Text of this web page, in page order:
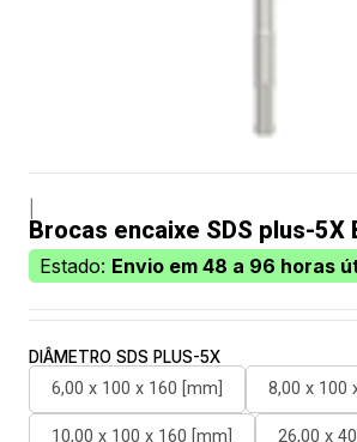
Brocas encaixe SDS plus-5X
Estado: Envio em 48 a 96 horas
DIÂMETRO SDS PLUS-5X
6,00 x 100 x 160 [mm] 8,00 x 100
10,00 x 100 x 160 [mm] 26,00 x